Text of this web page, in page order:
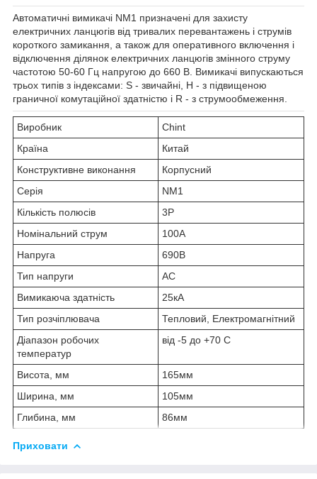
Автоматичні вимикачі NM1 призначені для захисту
електричних ланцюгів від тривалих перевантажень і струмів
короткого замикання, а також для оперативного включення і
відключення ділянок електричних ланцюгів змінного струму
частотою 50-60 Гц напругою до 660 В. Вимикачі випускаються
трьох типів з індексами: S - звичайні, H - з підвищеною
граничної комутаційної здатністю і R - з струмообмеження.
Виробник
Chint
Країна
Китай
Конструктивне виконання
Корпусний
Серія
NM1
Кількість полюсів
3P
Номінальний струм
100А
Напруга
690В
Тип напруги
AC
Вимикаюча здатність
25кА
Тип розчіплювача
Тепловий, Електромагнітний
Діапазон робочих
температур
від -5 до +70 С
Висота, мм
165мм
Ширина, мм
105мм
Глибина, мм
86мм
Приховати